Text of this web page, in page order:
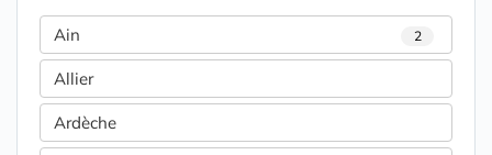
Ain 2
Allier
Ardèche